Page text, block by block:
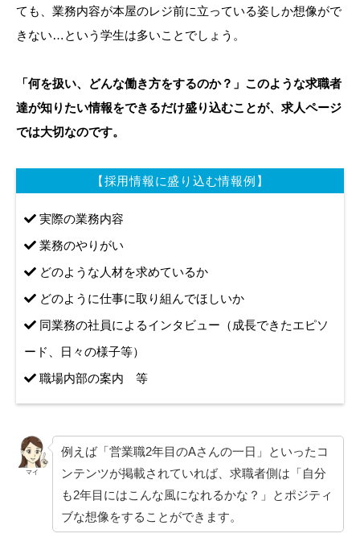
ても、業務内容が本屋のレジ前に立っている姿しか想像がで
きない…という学生は多いことでしょう。
「何を扱い、どんな働き方をするのか？」このような求職者
達が知りたい情報をできるだけ盛り込むことが、求人ページ
では大切なのです。
【採用情報に盛り込む情報例】
実際の業務内容
業務のやりがい
どのような人材を求めているか
どのように仕事に取り組んでほしいか
同業務の社員によるインタビュー（成長できたエピソ
ード、日々の様子等）
職場内部の案内 等
マイ
例えば「営業職2年目のAさんの一日」といったコ
ンテンツが掲載されていれば、求職者側は「自分
も2年目にはこんな風になれるかな？」とポジティ
ブな想像をすることができます。